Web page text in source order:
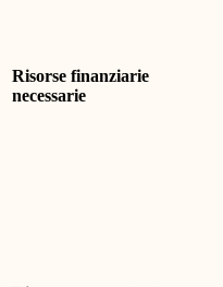
Risorse finanziarie
necessarie